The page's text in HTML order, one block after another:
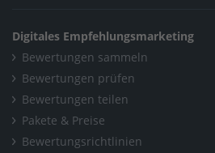
Digitales Empfehlungsmarketing
Bewertungen sammeln
Bewertungen prüfen
Bewertungen teilen
Pakete & Preise
Bewertungsrichtlinien